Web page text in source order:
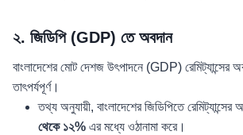
২. জিডিপি (GDP) তে অবদান
বাংলাদেশের মোট দেশজ উৎপাদনে (GDP) রেমিট্যান্সের
তাৎপর্যপূর্ণ।
তথ্য অনুযায়ী, বাংলাদেশের জিডিপিতে রেমিট্যান্সের
থেকে ১২% এর মধ্যে ওঠানামা করে।